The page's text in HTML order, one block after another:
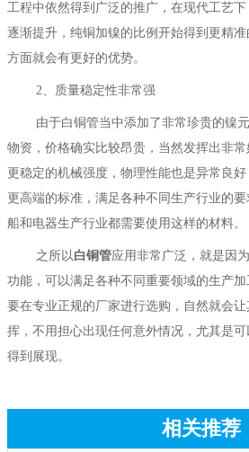
工程中依然得到广泛的推广，在现代工艺
逐渐提升，纯铜加镍的比例开始得到更精
方面就会有更好的优势。
2、质量稳定性非常强
由于白铜管当中添加了非常珍贵的镍
物资，价格确实比较昂贵，当然发挥出非
更稳定的机械强度，物理性能也是异常良
更高端的标准，满足各种不同生产行业的
船和电器生产行业都需要使用这样的材料。
之所以白铜管应用非常广泛，就是因
功能，可以满足各种不同重要领域的生产
要在专业正规的厂家进行选购，自然就会
挥，不用担心出现任何意外情况，尤其是
得到展现。
相关推荐